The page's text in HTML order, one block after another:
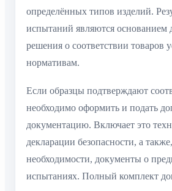
определённых типов изделий.
испытаний являются основанием
решения о соответствии товаров
нормативам.
Если образцы подтверждают
необходимо оформить и подать
документацию. Включает это
декларации безопасности, а
необходимости, документы о
испытаниях. Полный комплект